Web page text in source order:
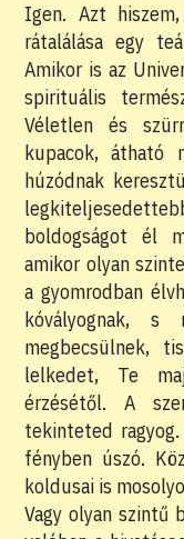
Igen. Azt
rátalálása egy
Amikor is az
spirituális
Véletlen és
kupacok, átható
húzódnak
boldogságot él
amikor olyan
a gyomrodban
kóvályognak, s
megbecsülnek,
lelkedet, Te
érzésétől. A
tekinteted
fényben úszó.
koldusai is
Vagy olyan szintű